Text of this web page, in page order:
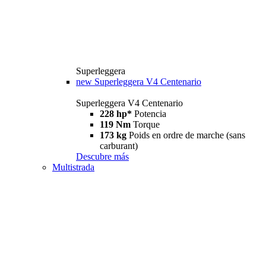
Superleggera
new Superleggera V4 Centenario
Superleggera V4 Centenario
228 hp* Potencia
119 Nm Torque
173 kg Poids en ordre de marche (sans
carburant)
Descubre más
Multistrada